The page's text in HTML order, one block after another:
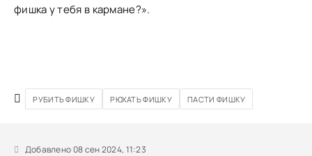
фишка у тебя в кармане?».
РУБИТЬ ФИШКУ РЮХАТЬ ФИШКУ ПАСТИ ФИШКУ
Добавлено 08 сен 2024, 11:23